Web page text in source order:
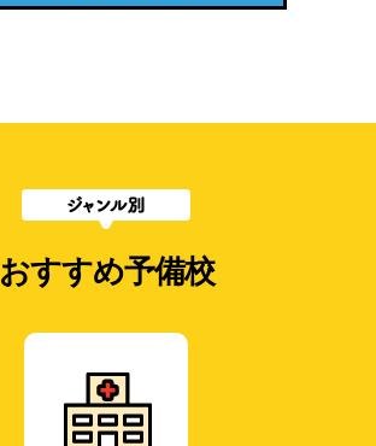
おすすめ予備校